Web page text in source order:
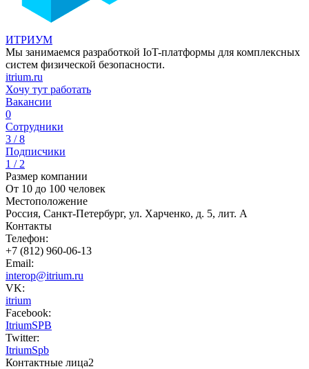
ИТРИУМ
Мы занимаемся разработкой IoT-платформы для комплексных
систем физической безопасности.
itrium.ru
Хочу тут работать
Вакансии
0
Сотрудники
3 / 8
Подписчики
1 / 2
Размер компании
От 10 до 100 человек
Местоположение
Россия, Санкт-Петербург, ул. Харченко, д. 5, лит. А
Контакты
Телефон:
+7 (812) 960-06-13
Email:
interop@itrium.ru
VK:
itrium
Facebook:
ItriumSPB
Twitter:
ItriumSpb
Контактные лица2